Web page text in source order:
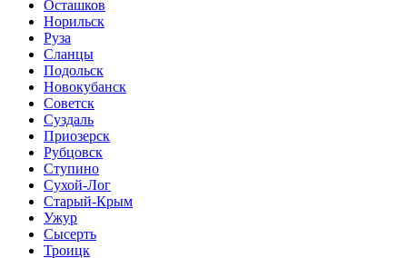
Осташков
Норильск
Руза
Сланцы
Подольск
Новокубанск
Советск
Суздаль
Приозерск
Рубцовск
Ступино
Сухой-Лог
Старый-Крым
Ужур
Сысерть
Троицк